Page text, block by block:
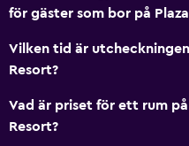
för gäster som bor på
Vilken tid är
Resort?
Vad är priset för ett rum
Resort?